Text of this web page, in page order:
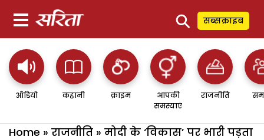
⚲ सब्सक्राइब
ऑडियो कहानी क्राइम
आपकी
समस्याएं
राजनीति
Home » राजनीति » मोदी के ‘विकास’ पर भारी पड़ता